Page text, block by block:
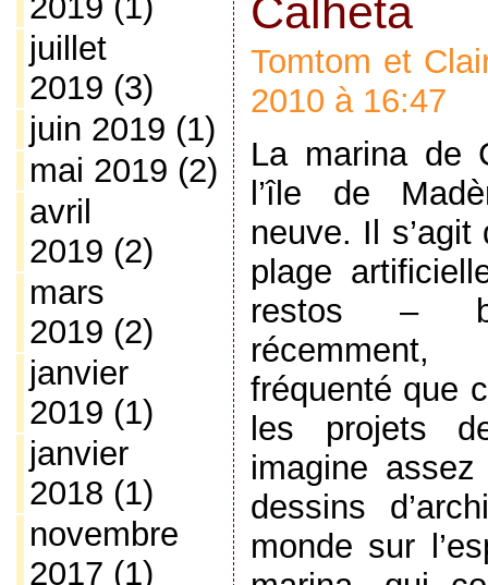
juillet
2019 (3)
juin 2019 (1)
mai 2019 (2)
avril
2019 (2)
mars
2019 (2)
janvier
2019 (1)
janvier
2018 (1)
novembre
2017 (1)
Calheta
Tomtom et
2010 à 16:47
La marina de
l’île de
neuve. Il s’agit
plage
restos –
récemment,
fréquenté que
les projets
imagine
dessins
monde sur